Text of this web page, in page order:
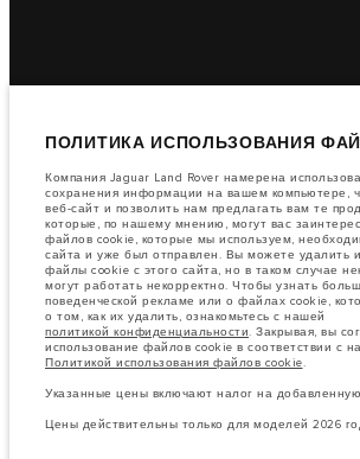
ПОЛИТИКА ИСПОЛЬЗОВАНИЯ
Компания Jaguar Land Rover намерена
сохранения информации на вашем компьютере,
веб-сайт и позволить нам предлагать вам те
которые, по нашему мнению, могут вас
файлов cookie, которые мы используем,
сайта и уже был отправлен. Вы можете удалить и
файлы cookie с этого сайта, но в таком случае
могут работать некорректно. Чтобы узнать
поведенческой рекламе или о файлах cookie,
о том, как их удалить, ознакомьтесь с нашей
политикой конфиденциальности. Закрывая, вы
использование файлов cookie в соответствии с
Политикой использования файлов cookie.
Указанные цены включают налог на
Цены действительны только для моделей 2026